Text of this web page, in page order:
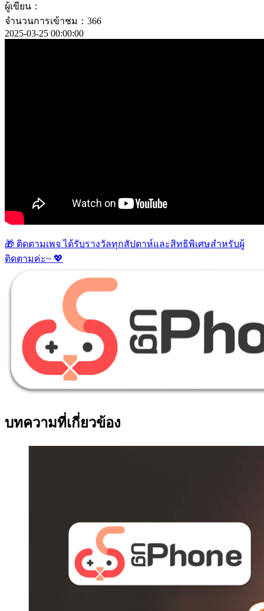
ผู้เขียน：
จำนวนการเข้าชม：366
2025-03-25 00:00:00
🎁 ติดตามเพจ ได้รับรางวัลทุกสัปดาห์และสิทธิพิเศษสำหรับผู้
ติดตามค่ะ~ 💖
บทความที่เกี่ยวข้อง